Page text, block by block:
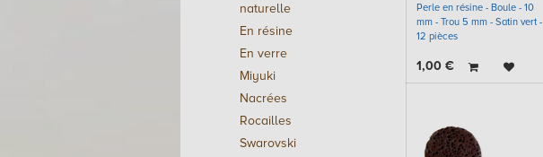
naturelle
En résine
En verre
Miyuki
Nacrées
Rocailles
Swarovski
Perle en résine - Boule - 10
mm - Trou 5 mm - Satin vert -
12 pièces
1,00€